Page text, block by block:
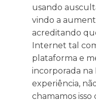
usando
vindo a
acreditando
Internet tal
plataforma e
incorporada na
experiência,
chamamos isso